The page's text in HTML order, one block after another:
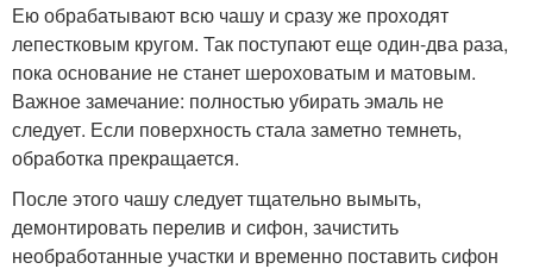
Ею обрабатывают всю чашу и сразу же проходят
лепестковым кругом. Так поступают еще один-два раза,
пока основание не станет шероховатым и матовым.
Важное замечание: полностью убирать эмаль не
следует. Если поверхность стала заметно темнеть,
обработка прекращается.
После этого чашу следует тщательно вымыть,
демонтировать перелив и сифон, зачистить
необработанные участки и временно поставить сифон